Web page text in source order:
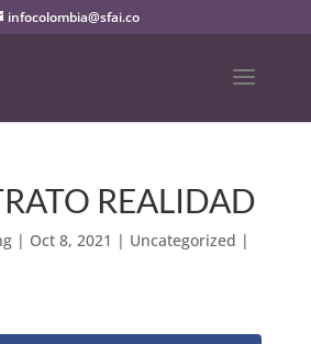
infocolombia@sfai.co
REALIDAD
| Oct 8, 2021 | Uncategorized |